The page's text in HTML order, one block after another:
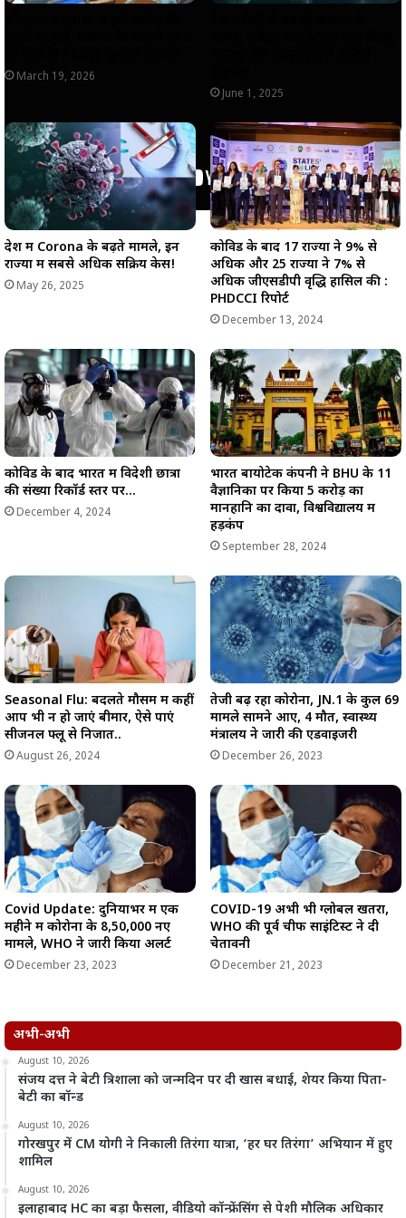
March 19, 2026
June 1, 2025
देश में Corona के बढ़ते मामले, इन
राज्यों में सबसे अधिक सक्रिय केस!
May 26, 2025
कोविड के बाद 17 राज्यों ने 9% से
अधिक और 25 राज्यों ने 7% से
अधिक जीएसडीपी वृद्धि हासिल की :
PHDCCI रिपोर्ट
December 13, 2024
कोविड के बाद भारत में विदेशी छात्रों
की संख्या रिकॉर्ड स्तर पर…
December 4, 2024
भारत बायोटेक कंपनी ने BHU के 11
वैज्ञानिकों पर किया 5 करोड़ का
मानहानि का दावा, विश्वविद्यालय में
हड़कंप
September 28, 2024
Seasonal Flu: बदलते मौसम में कहीं
आप भी न हो जाएं बीमार, ऐसे पाएं
सीजनल फ्लू से निजात..
August 26, 2024
तेजी बढ़ रहा कोरोना, JN.1 के कुल 69
मामले सामने आए, 4 मौतें, स्वास्थ्य
मंत्रालय ने जारी की एडवाइजरी
December 26, 2023
Covid Update: दुनियाभर में एक
महीने में कोरोना के 8,50,000 नए
मामले, WHO ने जारी किया अलर्ट
December 23, 2023
COVID-19 अभी भी ग्लोबल खतरा,
WHO की पूर्व चीफ साइंटिस्ट ने दी
चेतावनी
December 21, 2023
अभी-अभी
August 10, 2026
संजय दत्त ने बेटी त्रिशाला को जन्मदिन पर दी खास बधाई, शेयर किया पिता-
बेटी का बॉन्ड
August 10, 2026
गोरखपुर में CM योगी ने निकाली तिरंगा यात्रा, ‘हर घर तिरंगा’ अभियान में हुए
शामिल
August 10, 2026
इलाहाबाद HC का बड़ा फैसला, वीडियो कॉन्फ्रेंसिंग से पेशी मौलिक अधिकार